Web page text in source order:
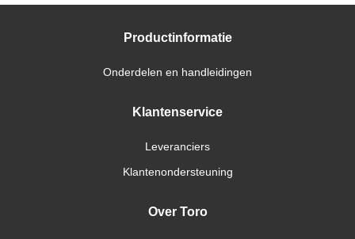
Productinformatie
Onderdelen en handleidingen
Klantenservice
Leveranciers
Klantenondersteuning
Over Toro